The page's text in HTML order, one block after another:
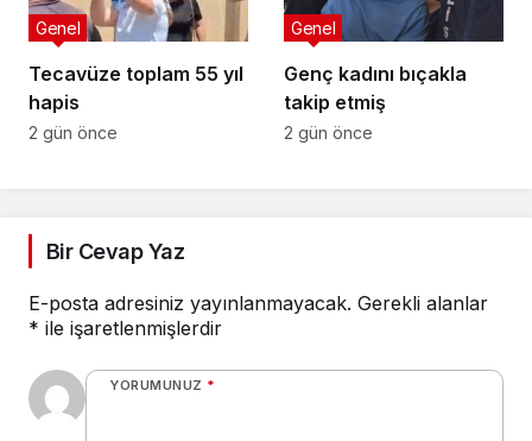
Tecavüze toplam 55 yıl
hapis
Genel
2 gün önce
Genç kadını bıçakla
takip etmiş
Genel
2 gün önce
Bir Cevap Yaz
E-posta adresiniz yayınlanmayacak. Gerekli alanlar
* ile işaretlenmişlerdir
YORUMUNUZ *